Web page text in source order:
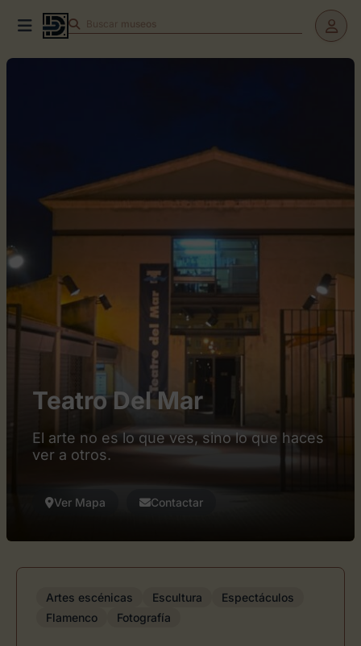
Buscar museos
Teatro Del Mar
El arte no es lo que ves, sino lo que haces
ver a otros.
Ver Mapa Contactar
Artes escénicas Escultura
Espectáculos
Flamenco
Fotografía